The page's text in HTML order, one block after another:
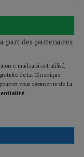
part des partenaires
e-mail saisi soit utilisé,
de La Chronique
vous désinscrire de La
.